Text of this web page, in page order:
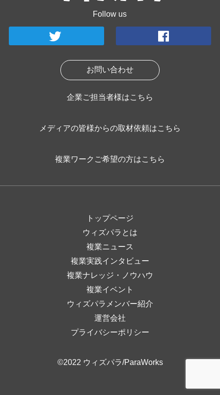
Follow us
お問い合わせ
企業ご担当者様はこちら
メディアの皆様からの取材依頼はこちら
複業ワークご希望の方はこちら
トップページ
ウィズパラとは
複業ニュース
複業実践インタビュー
複業ナレッジ・ノウハウ
複業イベント
ウィズパラメンバー紹介
運営会社
プライバシーポリシー
©2022 ウィズパラ/ParaWorks